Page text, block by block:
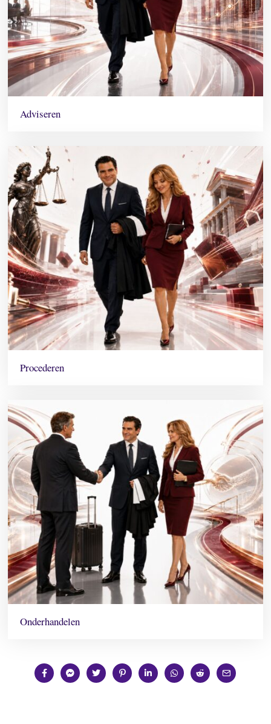
Adviseren
Procederen
Onderhandelen